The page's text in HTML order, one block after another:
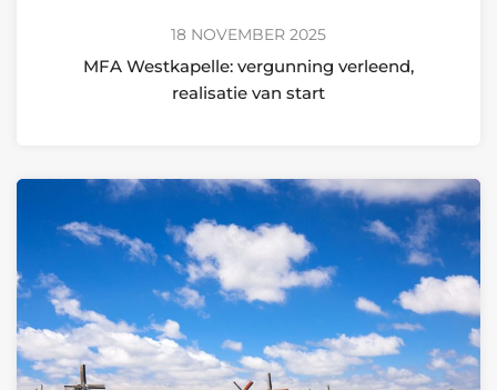
18 NOVEMBER 2025
MFA Westkapelle: vergunning verleend,
realisatie van start